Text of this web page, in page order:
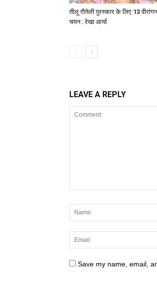
तीलू रौतेली पुरस्कार के लिए 13
चयन : रेखा आर्या
LEAVE A REPLY
Save my name, email,